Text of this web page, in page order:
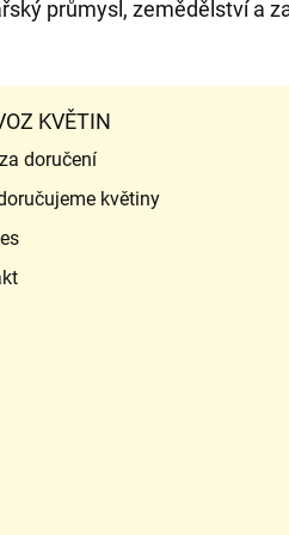
průmysl, zemědělství a
KVĚTIN
doručení
květiny